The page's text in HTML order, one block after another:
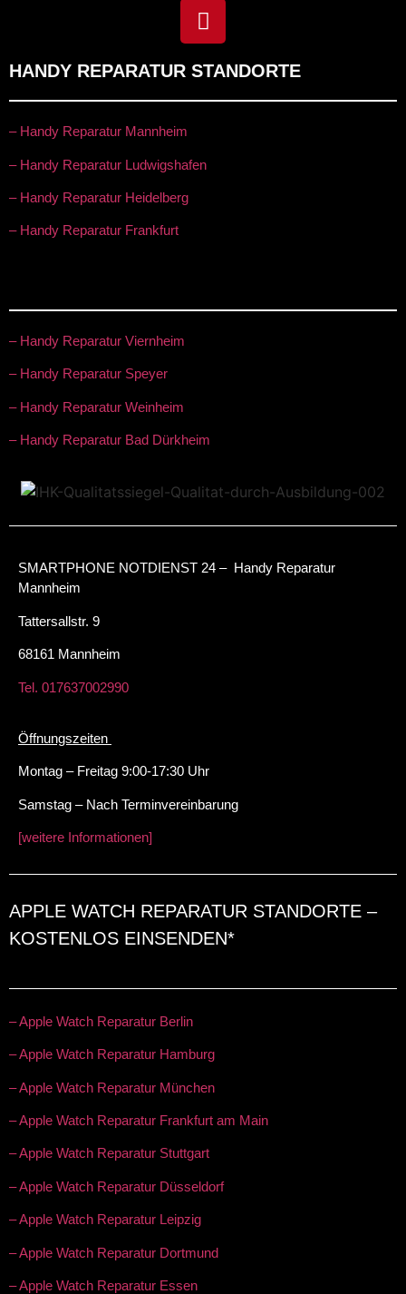
HANDY REPARATUR STANDORTE
– Handy Reparatur Mannheim
– Handy Reparatur Ludwigshafen
– Handy Reparatur Heidelberg
– Handy Reparatur Frankfurt
– Handy Reparatur Viernheim
– Handy Reparatur Speyer
– Handy Reparatur Weinheim
– Handy Reparatur Bad Dürkheim
SMARTPHONE NOTDIENST 24 – Handy Reparatur
Mannheim
Tattersallstr. 9
68161 Mannheim
Tel. 017637002990
Öffnungszeiten
Montag – Freitag 9:00-17:30 Uhr
Samstag – Nach Terminvereinbarung
[weitere Informationen]
APPLE WATCH REPARATUR STANDORTE –
KOSTENLOS EINSENDEN*
– Apple Watch Reparatur Berlin
– Apple Watch Reparatur Hamburg
– Apple Watch Reparatur München
– Apple Watch Reparatur Frankfurt am Main
– Apple Watch Reparatur Stuttgart
– Apple Watch Reparatur Düsseldorf
– Apple Watch Reparatur Leipzig
– Apple Watch Reparatur Dortmund
– Apple Watch Reparatur Essen